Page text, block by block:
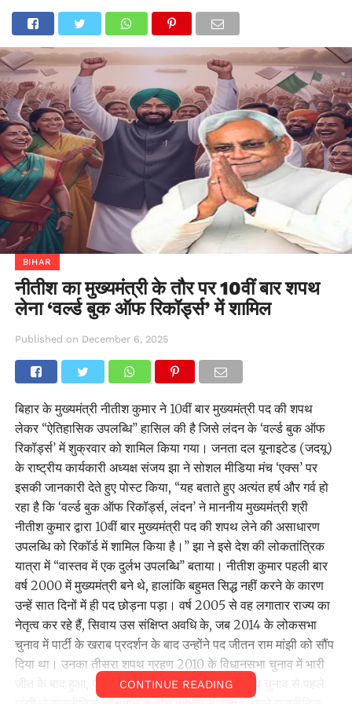
BIHAR
नीतीश का मुख्यमंत्री के तौर पर 10वीं बार शपथ
लेना ‘वर्ल्ड बुक ऑफ रिकॉर्ड्स’ में शामिल
Published on December 6, 2025
बिहार के मुख्यमंत्री नीतीश कुमार ने 10वीं बार मुख्यमंत्री पद की शपथ
लेकर ‘‘ऐतिहासिक उपलब्धि’’ हासिल की है जिसे लंदन के ‘वर्ल्ड बुक ऑफ
रिकॉर्ड्स’ में शुक्रवार को शामिल किया गया। जनता दल यूनाइटेड (जदयू)
के राष्ट्रीय कार्यकारी अध्यक्ष संजय झा ने सोशल मीडिया मंच ‘एक्स’ पर
इसकी जानकारी देते हुए पोस्ट किया, ‘‘यह बताते हुए अत्यंत हर्ष और गर्व हो
रहा है कि ‘वर्ल्ड बुक ऑफ रिकॉर्ड्स, लंदन’ ने माननीय मुख्यमंत्री श्री
नीतीश कुमार द्वारा 10वीं बार मुख्यमंत्री पद की शपथ लेने की असाधारण
उपलब्धि को रिकॉर्ड में शामिल किया है।’’ झा ने इसे देश की लोकतांत्रिक
यात्रा में ‘‘वास्तव में एक दुर्लभ उपलब्धि’’ बताया। नीतीश कुमार पहली बार
वर्ष 2000 में मुख्यमंत्री बने थे, हालांकि बहुमत सिद्ध नहीं करने के कारण
उन्हें सात दिनों में ही पद छोड़ना पड़ा। वर्ष 2005 से वह लगातार राज्य का
नेतृत्व कर रहे हैं, सिवाय उस संक्षिप्त अवधि के, जब 2014 के लोकसभा
चुनाव में पार्टी के खराब प्रदर्शन के बाद उन्होंने पद जीतन राम मांझी को सौंप
दिया था। उनका तीसरा शपथ ग्रहण 2010 के विधानसभा चुनाव में भारी
जीत के बाद हुआ, जबकि चौथी बार उन्होंने 2015 के राज्य चुनाव से पहले
CONTINUE READING